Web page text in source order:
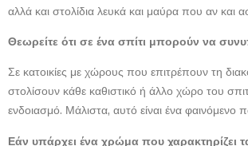
αλλά και στολίδια λευκά και μαύρα που αν και
Θεωρείτε ότι σε ένα σπίτι μπορούν να
Σε κατοικίες με χώρους που επιτρέπουν τη
στολίσουν κάθε καθιστικό ή άλλο χώρο του
ενδοιασμό. Μάλιστα, αυτό είναι ένα φαινόμενο
Εάν υπάρχει ένα χρώμα που χαρακτηρίζει